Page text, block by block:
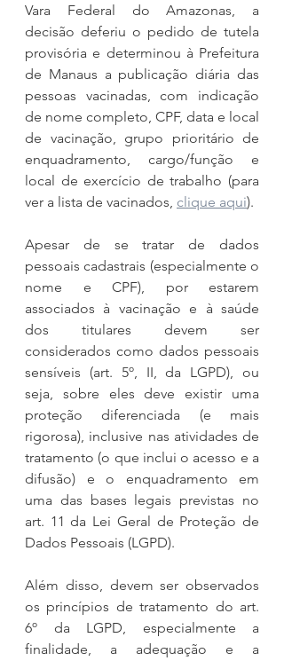
Vara Federal do Amazonas, a
decisão deferiu o pedido de tutela
provisória e determinou à Prefeitura
de Manaus a publicação diária das
pessoas vacinadas, com indicação
de nome completo, CPF, data e local
de vacinação, grupo prioritário de
enquadramento, cargo/função e
local de exercício de trabalho (para
ver a lista de vacinados, clique aqui).
Apesar de se tratar de dados
pessoais cadastrais (especialmente o
nome e CPF), por estarem
associados à vacinação e à saúde
dos titulares devem ser
considerados como dados pessoais
sensíveis (art. 5º, II, da LGPD), ou
seja, sobre eles deve existir uma
proteção diferenciada (e mais
rigorosa), inclusive nas atividades de
tratamento (o que inclui o acesso e a
difusão) e o enquadramento em
uma das bases legais previstas no
art. 11 da Lei Geral de Proteção de
Dados Pessoais (LGPD).
Além disso, devem ser observados
os princípios de tratamento do art.
6º da LGPD, especialmente a
finalidade, a adequação e a